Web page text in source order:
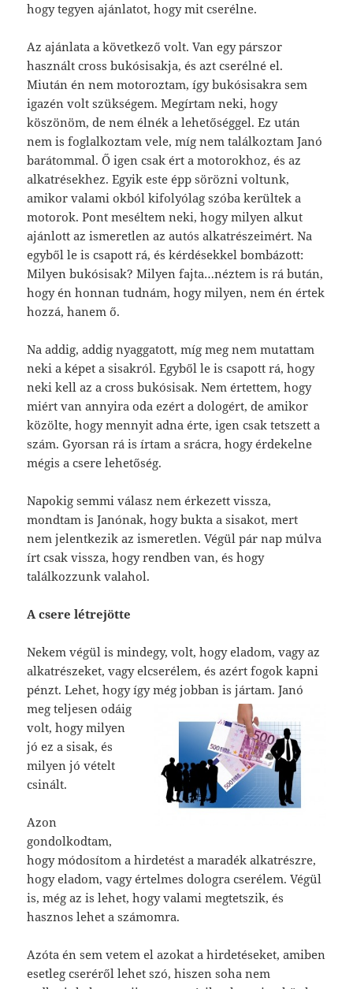
hogy tegyen ajánlatot, hogy mit cserélne.
Az ajánlata a következő volt. Van egy párszor
használt cross bukósisakja, és azt cserélné el.
Miután én nem motoroztam, így bukósisakra sem
igazén volt szükségem. Megírtam neki, hogy
köszönöm, de nem élnék a lehetőséggel. Ez után
nem is foglalkoztam vele, míg nem találkoztam Janó
barátommal. Ő igen csak ért a motorokhoz, és az
alkatrésekhez. Egyik este épp sörözni voltunk,
amikor valami okból kifolyólag szóba kerültek a
motorok. Pont meséltem neki, hogy milyen alkut
ajánlott az ismeretlen az autós alkatrészeimért. Na
egyből le is csapott rá, és kérdésekkel bombázott:
Milyen bukósisak? Milyen fajta…néztem is rá bután,
hogy én honnan tudnám, hogy milyen, nem én értek
hozzá, hanem ő.
Na addig, addig nyaggatott, míg meg nem mutattam
neki a képet a sisakról. Egyből le is csapott rá, hogy
neki kell az a cross bukósisak. Nem értettem, hogy
miért van annyira oda ezért a dologért, de amikor
közölte, hogy mennyit adna érte, igen csak tetszett a
szám. Gyorsan rá is írtam a srácra, hogy érdekelne
mégis a csere lehetőség.
Napokig semmi válasz nem érkezett vissza,
mondtam is Janónak, hogy bukta a sisakot, mert
nem jelentkezik az ismeretlen. Végül pár nap múlva
írt csak vissza, hogy rendben van, és hogy
találkozzunk valahol.
A csere létrejötte
Nekem végül is mindegy, volt, hogy eladom, vagy az
alkatrészeket, vagy elcserélem, és azért fogok kapni
pénzt. Lehet, hogy így mégjobban is jártam. Janó
meg teljesen odáig
volt, hogy milyen
jó ez a sisak, és
milyen jó vételt
csinált.
Azon
gondolkodtam,
hogy módosítom a hirdetést a maradék alkatrészre,
hogy eladom, vagy értelmes dologra cserélem. Végül
is, még az is lehet, hogy valami megtetszik, és
hasznos lehet a számomra.
Azóta én sem vetem el azokat a hirdetéseket, amiben
esetleg cseréről lehet szó, hiszen soha nem